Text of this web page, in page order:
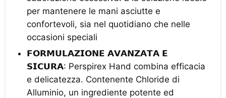
per mantenere le mani asciutte e
confortevoli, sia nel quotidiano che nelle
occasioni speciali
𝗙𝗢𝗥𝗠𝗨𝗟𝗔𝗭𝗜𝗢𝗡𝗘 𝗔𝗩𝗔𝗡𝗭𝗔𝗧𝗔 𝗘
𝗦𝗜𝗖𝗨𝗥𝗔: Perspirex Hand combina efficacia
e delicatezza. Contenente Chloride di
Alluminio, un ingrediente potente ed